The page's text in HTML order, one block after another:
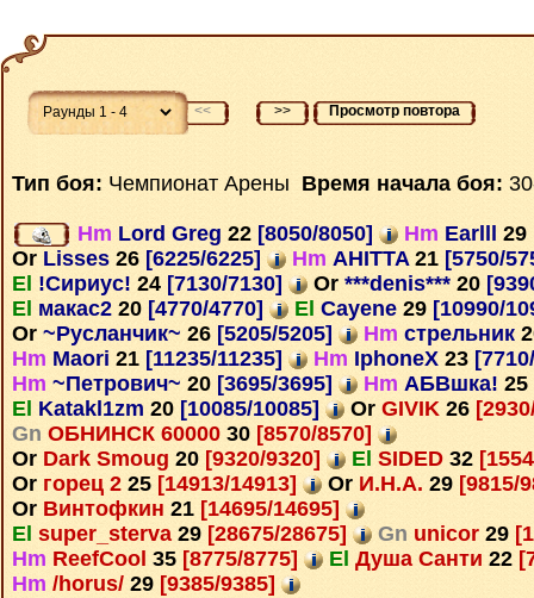
<< >> Просмотр повтора
Тип боя: Чемпионат Арены Время начала боя:
Hm Lord Greg 22 [8050/8050] Hm Earlll 29
Or Lisses 26 [6225/6225] Hm AHITTA 21 [5750/
El !Сириус! 24 [7130/7130] Or ***denis*** 20
El макас2 20 [4770/4770] El Cayene 29 [10990/
Or ~Русланчик~ 26 [5205/5205] Hm стрельник
Hm Maori 21 [11235/11235] Hm IphoneX 23
Hm ~Петрович~ 20 [3695/3695] Hm АБВшка! 25
El Katakl1zm 20 [10085/10085] Or GIVIK 26
Gn ОБНИНСК 60000 30 [8570/8570]
Or Dark Smoug 20 [9320/9320] El SIDED 32
Or горец 2 25 [14913/14913] Or И.Н.А. 29 [9815/
Or Винтофкин 21 [14695/14695]
El super_sterva 29 [28675/28675] Gn unicor 29
Hm ReefCool 35 [8775/8775] El Душа Санти 22
Hm /horus/ 29 [9385/9385]